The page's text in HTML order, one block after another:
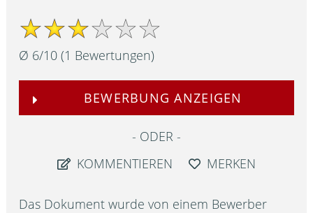
Ø 6/10 (1 Bewertungen)
BEWERBUNG ANZEIGEN
ODER
KOMMENTIEREN
MERKEN
Das Dokument wurde von einem Bewerber